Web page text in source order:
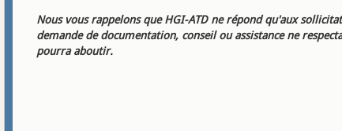
Nous vous rappelons que HGI-ATD ne répond qu'aux
demande de documentation, conseil ou assistance ne
pourra aboutir.